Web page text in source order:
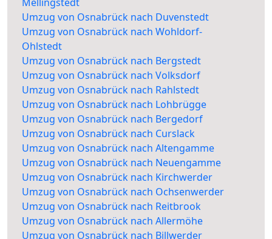
Umzug von Osnabrück nach Duvenstedt
Umzug von Osnabrück nach Wohldorf-
Ohlstedt
Umzug von Osnabrück nach Bergstedt
Umzug von Osnabrück nach Volksdorf
Umzug von Osnabrück nach Rahlstedt
Umzug von Osnabrück nach Lohbrügge
Umzug von Osnabrück nach Bergedorf
Umzug von Osnabrück nach Curslack
Umzug von Osnabrück nach Altengamme
Umzug von Osnabrück nach Neuengamme
Umzug von Osnabrück nach Kirchwerder
Umzug von Osnabrück nach Ochsenwerder
Umzug von Osnabrück nach Reitbrook
Umzug von Osnabrück nach Allermöhe
Umzug von Osnabrück nach Billwerder